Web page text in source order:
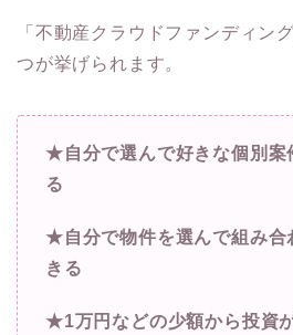
「不動産クラウドファンディン
つが挙げられます。
★自分で選んで好きな個別案
る
★自分で物件を選んで組み合
きる
★1万円などの少額から投資